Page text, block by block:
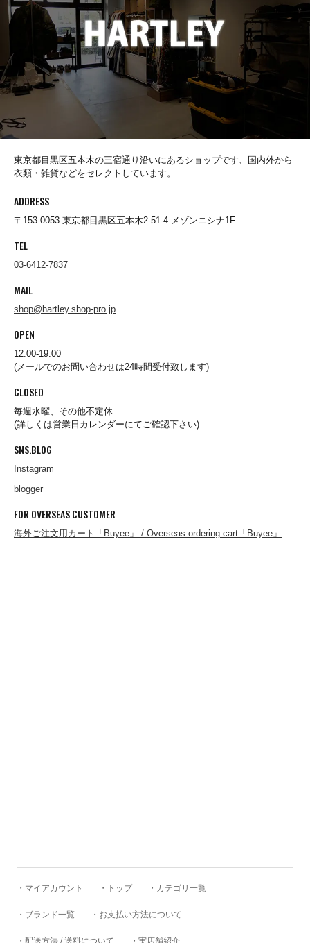
Watches(腕時計)
Socks(靴下)
Underwear(下着)
Other(その他)
Sale
↓Brand List↓
A.KJAERBEDE
ANACHRONORM
BTCS
東京都目黒区五本木の三宿通り沿いにあるショップです、国内外から
衣類・雑貨などをセレクトしています。
ADDRESS
〒153-0053 東京都目黒区五本木2-51-4 メゾンニシナ1F
TEL
03-6412-7837
MAIL
shop@hartley.shop-pro.jp
OPEN
12:00-19:00
(メールでのお問い合わせは24時間受付致します)
CLOSED
毎週水曜、その他不定休
(詳しくは営業日カレンダーにてご確認下さい)
SNS.BLOG
Instagram
blogger
FOR OVERSEAS CUSTOMER
海外ご注文用カート「Buyee」 / Overseas ordering cart「Buyee」
・マイアカウント ・トップ ・カテゴリ一覧
・ブランド一覧 ・お支払い方法について
・配送方法 / 送料について ・実店舗紹介